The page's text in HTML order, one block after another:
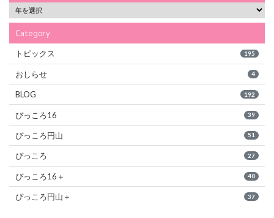
Category
トピックス 195
おしらせ 4
BLOG 192
ぴっころ16 39
ぴっころ円山 51
ぴっころ 27
ぴっころ16＋ 40
ぴっころ円山＋ 37